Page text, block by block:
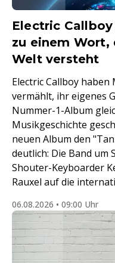
Electric
zu einem Wort,
Welt versteht
Electric Callboy
vermählt, ihr eigenes
Nummer-1-Album
Musikgeschichte
neuen Album den
deutlich: Die Band um
Shouter-Keyboarder
Rauxel auf die
06.08.2026 • 09:00 Uhr